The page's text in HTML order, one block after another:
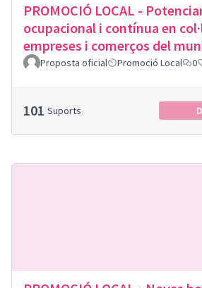
PROMOCIÓ LOCAL -
ocupacional i contínua en
empreses i comerços del
Proposta oficial Promoció Local 0
101 Suports